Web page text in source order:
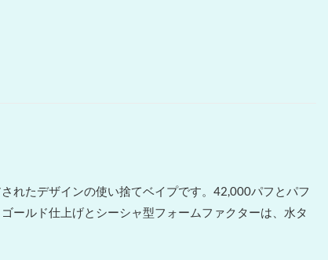
れたデザインの使い捨てベイプです。42,000パフとパフ
ールド仕上げとシーシャ型フォームファクターは、水タ